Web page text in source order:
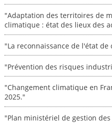
"Adaptation des territoires de
climatique : état des lieux des
"La reconnaissance de l'état
"Prévention des risques
"Changement climatique en
2025."
"Plan ministériel de gestion